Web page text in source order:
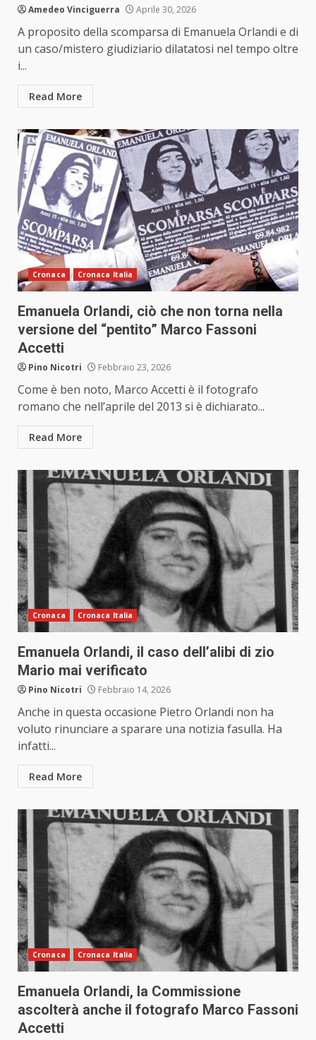
Amedeo Vinciguerra Aprile 30, 2026
A proposito della scomparsa di Emanuela Orlandi e di
un caso/mistero giudiziario dilatatosi nel tempo oltre
i...
Read More
Cronaca Cronaca Italia
Emanuela Orlandi, ciò che non torna nella
versione del “pentito” Marco Fassoni
Accetti
Pino Nicotri Febbraio 23, 2026
Come è ben noto, Marco Accetti è il fotografo
romano che nell’aprile del 2013 si è dichiarato...
Read More
Cronaca Cronaca Italia
Emanuela Orlandi, il caso dell’alibi di zio
Mario mai verificato
Pino Nicotri Febbraio 14, 2026
Anche in questa occasione Pietro Orlandi non ha
voluto rinunciare a sparare una notizia fasulla. Ha
infatti...
Read More
Cronaca Cronaca Italia
Emanuela Orlandi, la Commissione
ascolterà anche il fotografo Marco Fassoni
Accetti